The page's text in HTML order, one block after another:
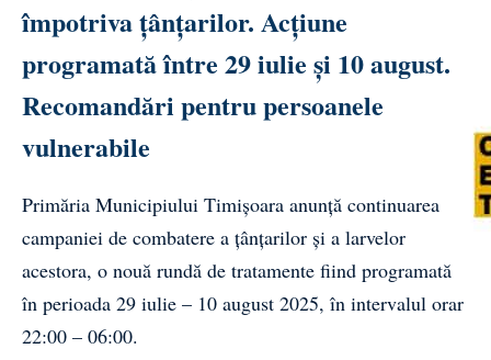
împotriva țânțarilor. Acțiune
programată între 29 iulie și 10 august.
Recomandări pentru persoanele
vulnerabile
Primăria Municipiului Timișoara anunță continuarea
campaniei de combatere a țânțarilor și a larvelor
acestora, o nouă rundă de tratamente fiind programată
în perioada 29 iulie – 10 august 2025, în intervalul orar
22:00 – 06:00.